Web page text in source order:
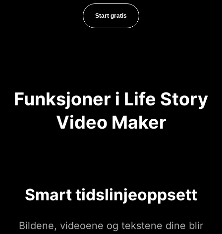
Start gratis
Funksjoner i Life Story
Video Maker
Smart tidslinjeoppsett
Bildene, videoene og tekstene dine blir